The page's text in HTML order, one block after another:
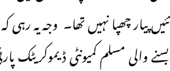
تئیں پیار چھپا نہیں تھا۔ وجہ یہ
بسنے والی مسلم کمیونٹی